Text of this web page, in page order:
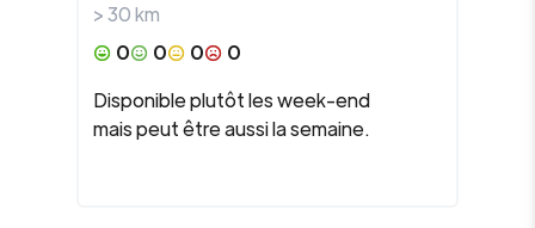
>30km
0
0 0
0
Disponible plutôt les week-end
mais peut être aussi la semaine.